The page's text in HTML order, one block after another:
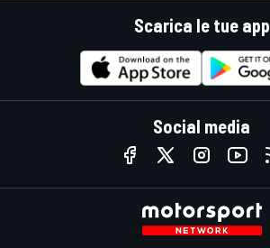
Scarica le tue app
Social media